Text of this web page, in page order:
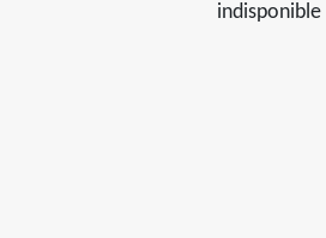
indisponible